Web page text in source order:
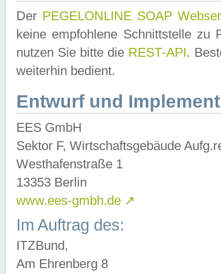
Der PEGELONLINE SOAP
keine empfohlene Schnittstelle zu
nutzen Sie bitte die REST-API.
weiterhin bedient.
Entwurf und
EES GmbH
Sektor F, Wirtschaftsgebäude
Westhafenstraße 1
13353 Berlin
www.ees-gmbh.de ↗
Im Auftrag des:
ITZBund,
Am Ehrenberg 8